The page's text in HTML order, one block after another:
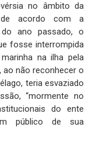
no âmbito da
de acordo com a
do ano passado, o
fosse interrompida
na ilha pela
ao não reconhecer o
teria esvaziado
“mormente no
do ente
público de sua